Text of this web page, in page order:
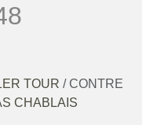
TOUR / CONTRE
CHABLAIS